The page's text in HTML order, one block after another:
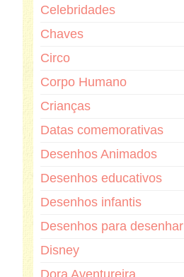
Celebridades
Chaves
Circo
Corpo Humano
Crianças
Datas comemorativas
Desenhos Animados
Desenhos educativos
Desenhos infantis
Desenhos para desenhar
Disney
Dora Aventureira